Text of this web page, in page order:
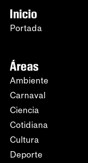
Inicio
Portada
Áreas
Ambiente
Carnaval
Ciencia
Cotidiana
Cultura
Deporte